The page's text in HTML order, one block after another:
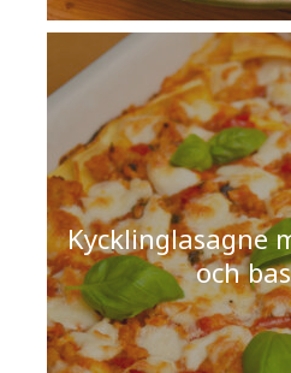
Kycklinglasagne
och